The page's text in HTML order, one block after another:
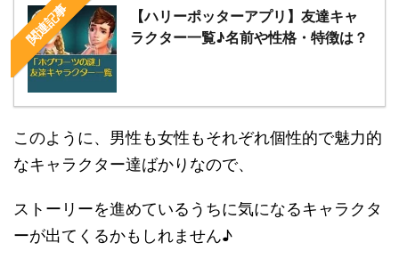
関連記事
【ハリーポッターアプリ】友達キャ
ラクター一覧♪名前や性格・特徴は？
このように、男性も女性もそれぞれ個性的で魅力的
なキャラクター達ばかりなので、
ストーリーを進めているうちに気になるキャラクタ
ーが出てくるかもしれません♪